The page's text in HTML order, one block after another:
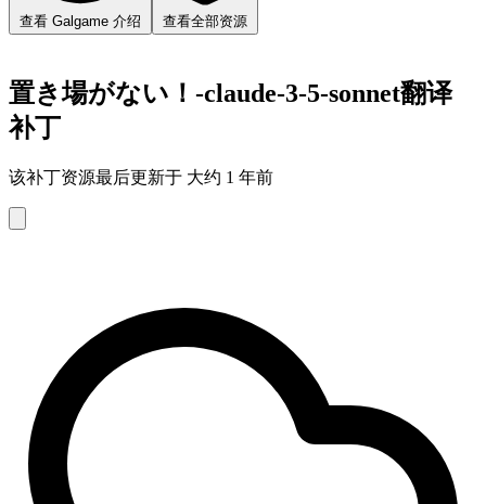
查看 Galgame 介绍 查看全部资源
置き場がない！-claude-3-5-sonnet翻译
补丁
该补丁资源最后更新于 大约 1 年前